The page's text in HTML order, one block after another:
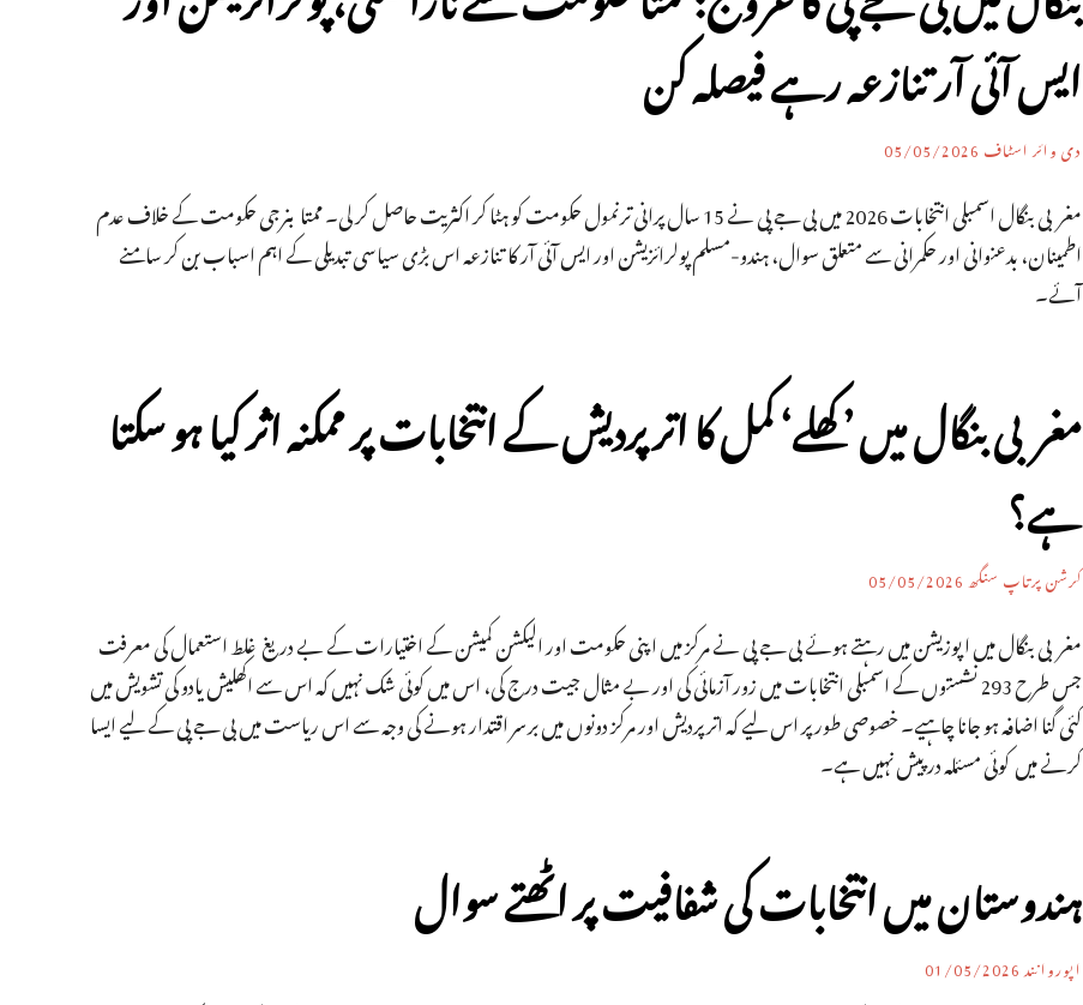
ایس آئی آر تنازعہ رہے فیصلہ کن
دی وائر اسٹاف05/05/2026
مغربی بنگال اسمبلی انتخابات 2026 میں بی جے پی نے 15 سال پرانی ترنمول حکومت کو ہٹا کر اکثریت حاصل کر لی۔ ممتا بنرجی حکومت کے خلاف عدم
اطمینان، بدعنوانی اور حکمرانی سے متعلق سوال، ہندو-مسلم پولرائزیشن اور ایس آئی آر کا تنازعہ اس بڑی سیاسی تبدیلی کے اہم اسباب بن کر سامنے
آئے۔
مغربی بنگال میں ’کھلے‘ کمل کا اتر پردیش کے انتخابات پر ممکنہ اثر کیا ہو سکتا
ہے؟
کرشن پرتاپ سنگھ05/05/2026
مغربی بنگال میں اپوزیشن میں رہتے ہوئے بی جے پی نے مرکز میں اپنی حکومت اور الیکشن کمیشن کے اختیارات کے بے دریغ غلط استعمال کی معرفت
جس طرح 293 نشستوں کے اسمبلی انتخابات میں زور آزمائی کی اور بے مثال جیت درج کی، اس میں کوئی شک نہیں کہ اس سے اکھلیش یادو کی تشویش میں
کئی گنا اضافہ ہو جانا چاہیے۔ خصوصی طور پر اس لیے کہ اتر پردیش اور مرکز دونوں میں برسر اقتدار ہونے کی وجہ سے اس ریاست میں بی جے پی کے لیے ایسا
کرنے میں کوئی مسئلہ درپیش نہیں ہے۔
ہندوستان میں انتخابات کی شفافیت پر اٹھتے سوال
اپوروانند01/05/2026